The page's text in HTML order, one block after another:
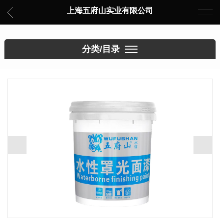
上海五府山实业有限公司
分类/目录